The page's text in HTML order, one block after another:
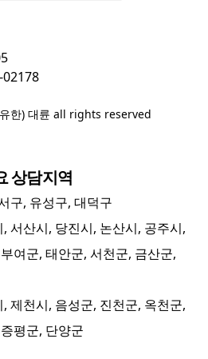
한) 대륜 all rights reserved
상담지역
구, 유성구, 대덕구
서산시, 당진시, 논산시, 공주시,
여군, 태안군, 서천군, 금산군,
제천시, 음성군, 진천군, 옥천군,
평군, 단양군